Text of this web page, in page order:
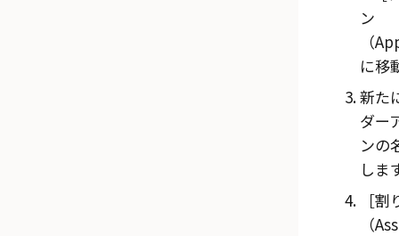
ン
（
に移
新た
ダー
ンの
しま
割
（